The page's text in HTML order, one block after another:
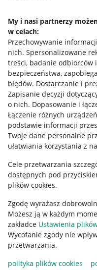
My i nasi partnerzy
w celach:
Przechowywanie
nich. Spersonalizowane
treści, badanie odbiorców
bezpieczeństwa,
błędów. Dostarczanie i
Zapisanie decyzji
o nich. Dopasowanie i
Łączenie różnych urządzeń
podstawie informacji
Twoje dane personalne
ułatwiania korzystania z
Cele przetwarzania
dostępnych pod
plików cookies.
Zgodę wyrażasz
Możesz ją w każdym
zakładce Ustawienia
Wycofanie zgody nie
przetwarzania.
polityka plików cookies
Ustawienia plików
Udostępnianie lokalizacji
Informacje dla Aktu o
Pobierz aplikację
Korzystanie z serwisu